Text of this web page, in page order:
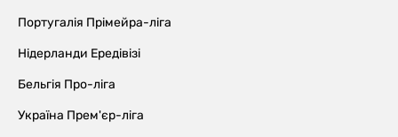
Португалія Прімейра-ліга
Нідерланди Ередівізі
Бельгія Про-ліга
Україна Прем'єр-ліга